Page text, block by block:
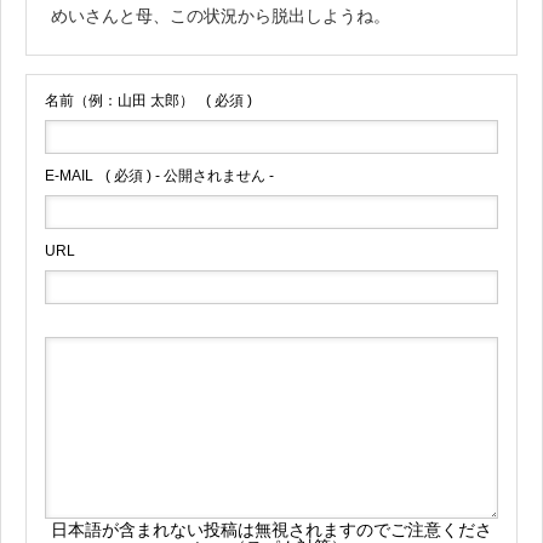
めいさんと母、この状況から脱出しようね。
名前（例：山田 太郎） ( 必須 )
E-MAIL ( 必須 ) - 公開されません -
URL
日本語が含まれない投稿は無視されますのでご注意くださ